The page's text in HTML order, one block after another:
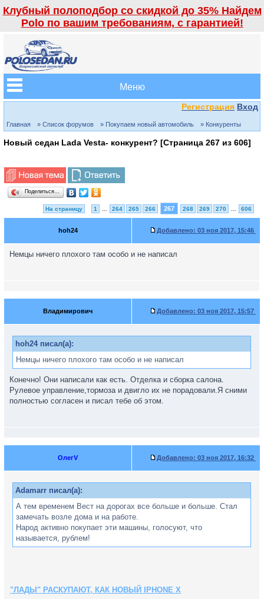
Клубный полоподбор со скидкой до 35% Найдем
Polo по вашим требованиям, с гарантией!
Меню
Регистрация Вход
Главная » Список форумов » Покупаем новый автомобиль » Конкуренты
Новый седан Lada Vesta- конкурент? [Страница 267 из 606]
Поделиться…
На страницу 1 264 265 266 267 268 269 270 606
hoh24 Добавлено: 03 ноя 2017, 15:46
Немцы ничего плохого там особо и не написал
Владимирович Добавлено: 03 ноя 2017, 15:57
hoh24 писал(а):
Немцы ничего плохого там особо и не написал
Конечно! Они написали как есть. Отделка и сборка салона.
Рулевое управление,тормоза и двигло их не порадовали.Я сними
полностью согласен и писал тебе об этом.
ОлегV Добавлено: 03 ноя 2017, 16:32
Adamarr писал(а):
А тем временем Вест на дорогах все больше и больше. Стал
замечать возле дома и на работе.
Народ активно покупает эти машины, голосуют, что
называется, рублем!
"ЛАДЫ" РАСКУПАЮТ, КАК НОВЫЙ IPHONE X